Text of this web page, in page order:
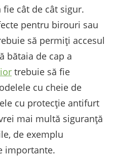
cât de cât sigur.
pentru birouri sau
să permiți accesul
bătaia de cap a
trebuie să fie
cu cheie de
cu protecție antifurt
mai multă siguranță
de exemplu
importante.